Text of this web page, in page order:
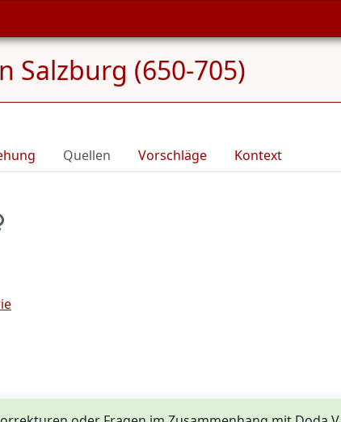
Salzburg (650-705)
Quellen Vorschläge Kontext